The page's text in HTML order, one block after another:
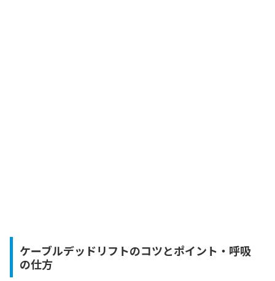
ケーブルデッドリフトのコツとポイント・呼吸
の仕方